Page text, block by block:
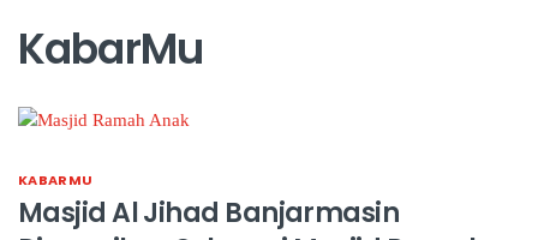
KabarMu
KABARMU
Masjid Al Jihad Banjarmasin